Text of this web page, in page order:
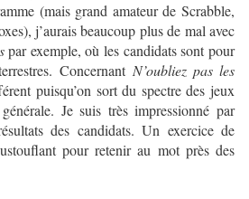
(mais grand amateur de Scrabble,
j’aurais beaucoup plus de mal avec
par exemple, où les candidats sont pour
Concernant N’oubliez pas les
puisqu’on sort du spectre des jeux
Je suis très impressionné par
des candidats. Un exercice de
pour retenir au mot près des